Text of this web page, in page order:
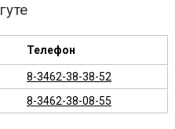
Телефон
8-3462-38-38-52
8-3462-38-08-55